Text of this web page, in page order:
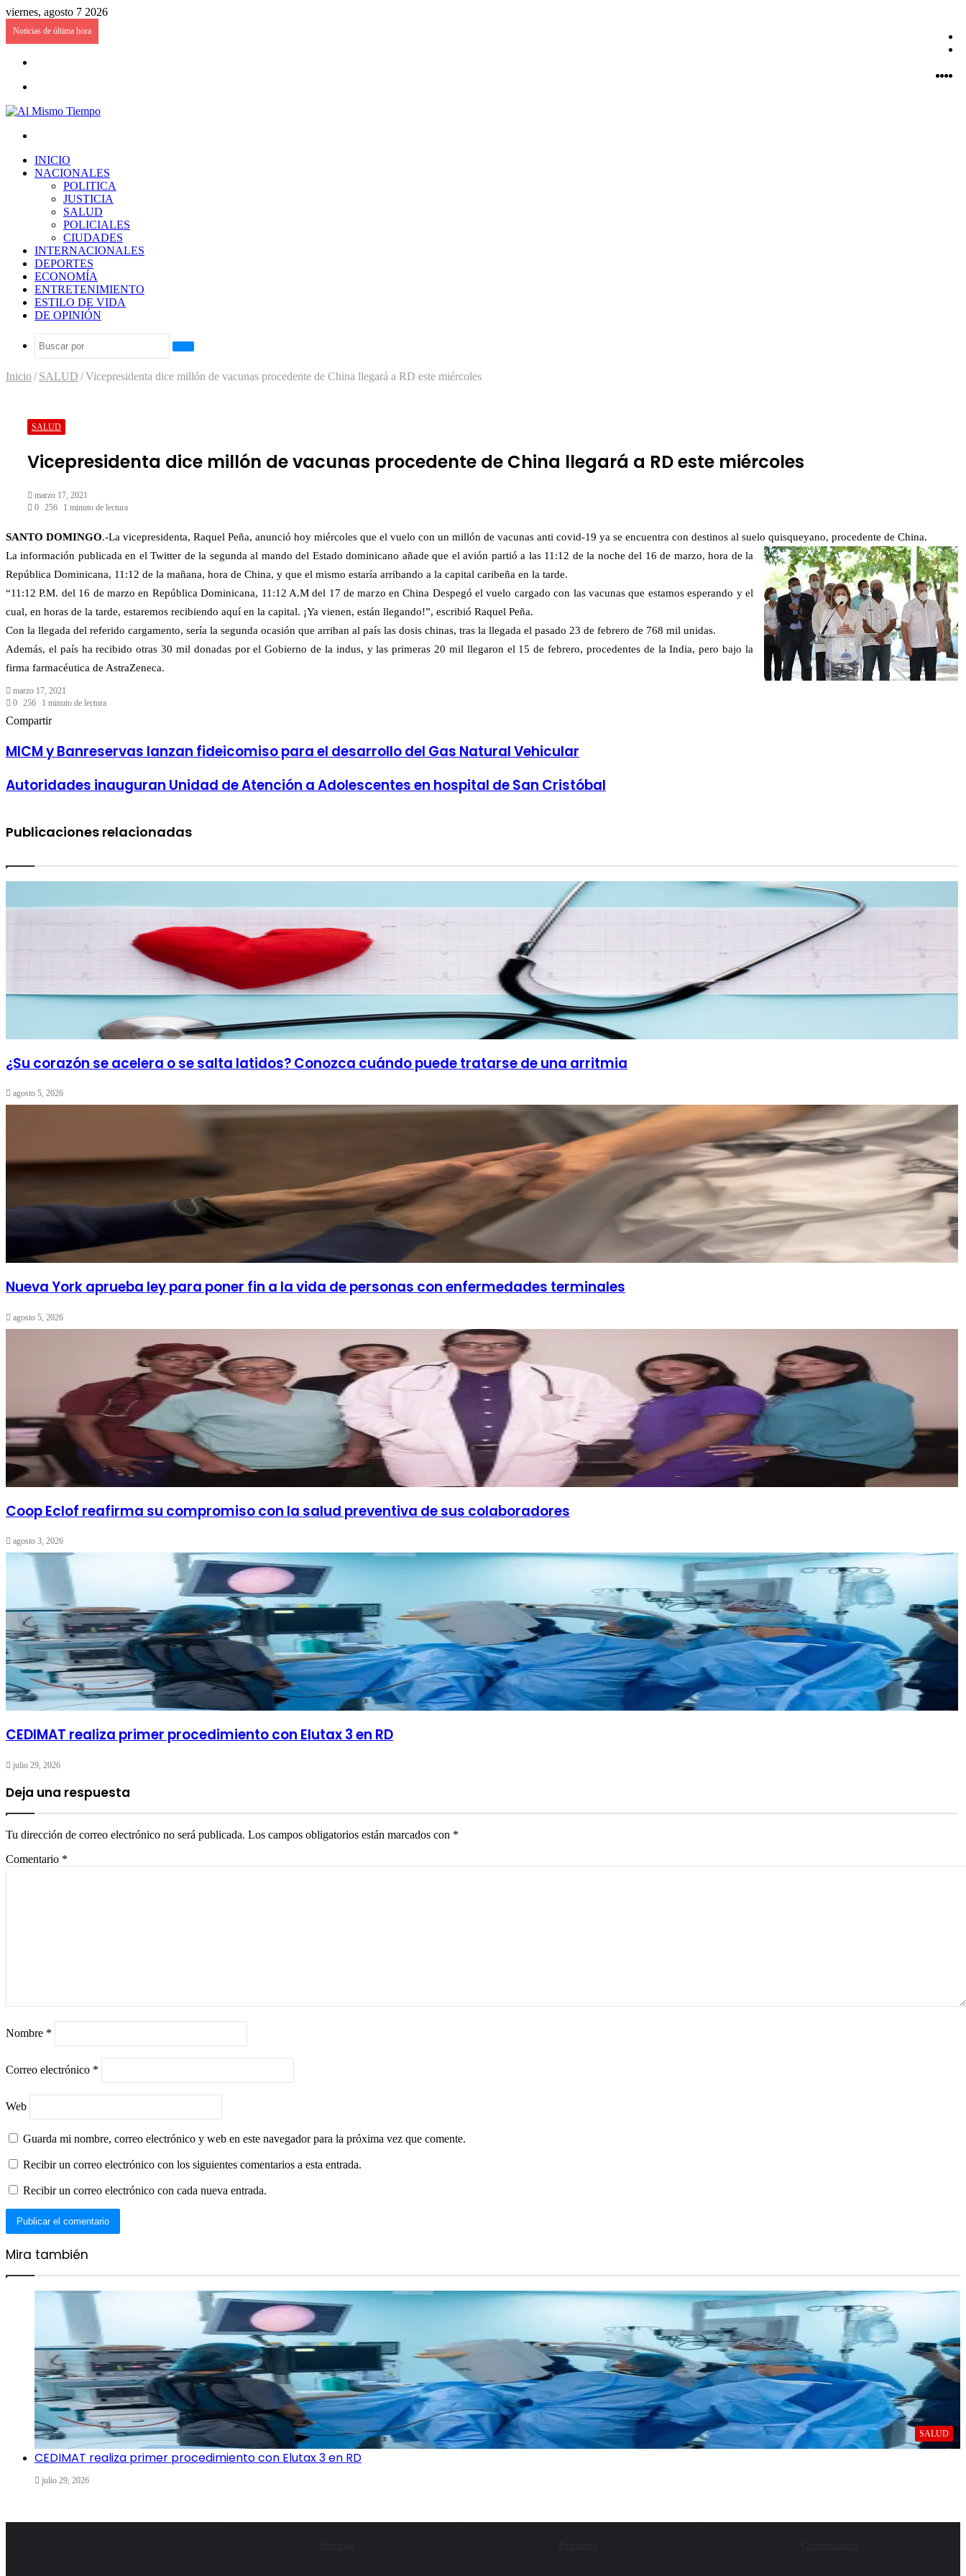
viernes, agosto 7 2026
Noticias de última hora
INICIO
NACIONALES
POLITICA
JUSTICIA
SALUD
POLICIALES
CIUDADES
INTERNACIONALES
DEPORTES
ECONOMÍA
ENTRETENIMIENTO
ESTILO DE VIDA
DE OPINIÓN
Buscar
Inicio/ SALUD /Vicepresidenta dice millón de vacunas procedente de China llegará a RD este miércoles
SALUD
Vicepresidenta dice millón de vacunas procedente de China llegará a RD este miércoles
marzo 17, 2021
0 256 1 minuto de lectura
Facebook
Twitter
LinkedIn
Tumblr
Pinterest
Reddit
Pocket
SANTO DOMINGO.-La vicepresidenta, Raquel Peña, anunció hoy miércoles que el vuelo con un millón de vacunas anti covid-19 ya se encuentra con destinos al suelo quisqueyano, procedente de China.
La información publicada en el Twitter de la segunda al mando del Estado dominicano añade que el avión partió a las 11:12 de la noche del 16 de marzo, hora de la
República Dominicana, 11:12 de la mañana, hora de China, y que el mismo estaría arribando a la capital caribeña en la tarde.
“11:12 P.M. del 16 de marzo en República Dominicana, 11:12 A.M del 17 de marzo en China Despegó el vuelo cargado con las vacunas que estamos esperando y el
cual, en horas de la tarde, estaremos recibiendo aquí en la capital. ¡Ya vienen, están llegando!”, escribió Raquel Peña.
Con la llegada del referido cargamento, sería la segunda ocasión que arriban al país las dosis chinas, tras la llegada el pasado 23 de febrero de 768 mil unidas.
Además, el país ha recibido otras 30 mil donadas por el Gobierno de la indus, y las primeras 20 mil llegaron el 15 de febrero, procedentes de la India, pero bajo la
firma farmacéutica de AstraZeneca.
marzo 17, 2021
0 256 1 minuto de lectura
Facebook
Twitter
LinkedIn
Tumblr
Pinterest
Reddit
Pocket
Compartir
por
correo
MICM y Banreservas lanzan fideicomiso para el desarrollo del Gas Natural Vehicular
Autoridades inauguran Unidad de Atención a Adolescentes en hospital de San Cristóbal
Publicaciones relacionadas
¿Su corazón se acelera o se salta latidos? Conozca cuándo puede tratarse de una arritmia
agosto 5, 2026
Nueva York aprueba ley para poner fin a la vida de personas con enfermedades terminales
agosto 5, 2026
Coop Eclof reafirma su compromiso con la salud preventiva de sus colaboradores
agosto 3, 2026
CEDIMAT realiza primer procedimiento con Elutax 3 en RD
julio 29, 2026
Deja una respuesta
Tu dirección de correo electrónico no será publicada. Los campos obligatorios están marcados con *
Comentario *
Nombre *
Correo electrónico *
Web
Guarda mi nombre, correo electrónico y web en este navegador para la próxima vez que comente.
Recibir un correo electrónico con los siguientes comentarios a esta entrada.
Recibir un correo electrónico con cada nueva entrada.
Mira también
SALUD
CEDIMAT realiza primer procedimiento con Elutax 3 en RD
julio 29, 2026